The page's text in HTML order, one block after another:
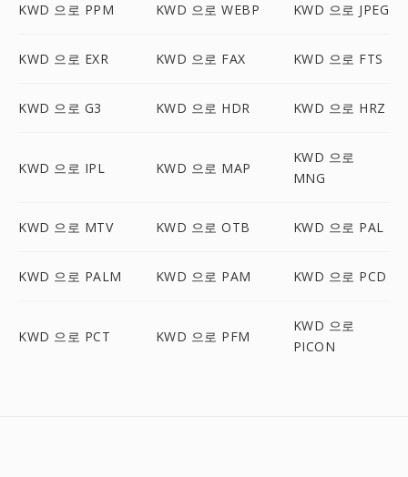
KWD 으로 PPM KWD 으로 WEBP KWD 으로 JPEG
KWD 으로 EXR KWD 으로 FAX KWD 으로 FTS
KWD 으로 G3 KWD 으로 HDR KWD 으로 HRZ
KWD 으로 IPL KWD 으로 MAP
KWD 으로
MNG
KWD 으로 MTV KWD 으로 OTB KWD 으로 PAL
KWD 으로 PALM KWD 으로 PAM KWD 으로 PCD
KWD 으로 PCT KWD 으로 PFM
KWD 으로
PICON